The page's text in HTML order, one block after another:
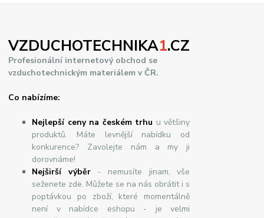
VZDUCHOTECHNIKA1.CZ
Profesionální internetový obchod se
vzduchotechnickým materiálem v ČR.
Co nabízíme:
Nejlepší ceny na českém trhu u většiny
produktů. Máte levnější nabídku od
konkurence? Zavolejte nám a my ji
dorovnáme!
Nejširšívýběr- nemusíte jinam, vše
seženete zde. Můžete se na nás obrátit i s
poptávkou po zboží, které momentálně
není v nabídce eshopu - je velmi